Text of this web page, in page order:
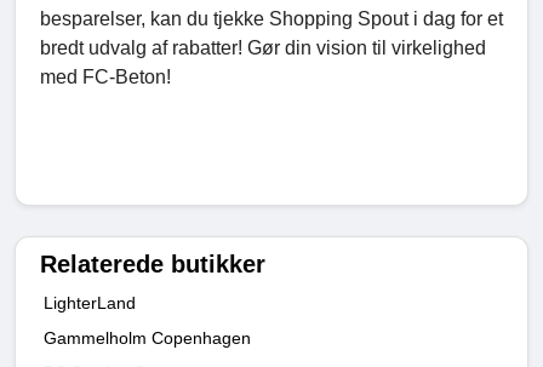
besparelser, kan du tjekke Shopping Spout i dag for et
bredt udvalg af rabatter! Gør din vision til virkelighed
med FC-Beton!
Relaterede butikker
LighterLand
Gammelholm Copenhagen